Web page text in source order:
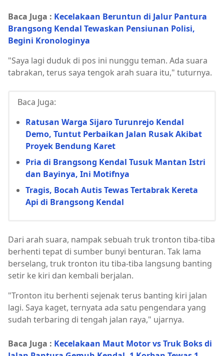
Baca Juga : Kecelakaan Beruntun di Jalur Pantura
Brangsong Kendal Tewaskan Pensiunan Polisi,
Begini Kronologinya
"Saya lagi duduk di pos ini nunggu teman. Ada suara
tabrakan, terus saya tengok arah suara itu," tuturnya.
Baca Juga:
Ratusan Warga Sijaro Turunrejo Kendal
Demo, Tuntut Perbaikan Jalan Rusak Akibat
Proyek Bendung Karet
Pria di Brangsong Kendal Tusuk Mantan Istri
dan Bayinya, Ini Motifnya
Tragis, Bocah Autis Tewas Tertabrak Kereta
Api di Brangsong Kendal
Dari arah suara, nampak sebuah truk tronton tiba-tiba
berhenti tepat di sumber bunyi benturan. Tak lama
berselang, truk tronton itu tiba-tiba langsung banting
setir ke kiri dan kembali berjalan.
"Tronton itu berhenti sejenak terus banting kiri jalan
lagi. Saya kaget, ternyata ada satu pengendara yang
sudah terbaring di tengah jalan raya," ujarnya.
Baca Juga : Kecelakaan Maut Motor vs Truk Boks di